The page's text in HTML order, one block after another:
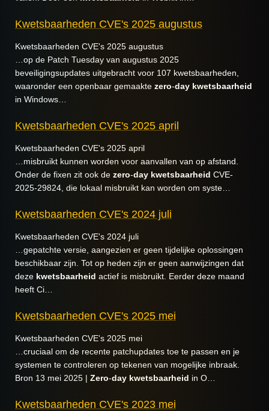
Kwetsbaarheden CVE's 2025 augustus
Kwetsbaarheden CVE's 2025 augustus
…op de Patch Tuesday van augustus 2025
beveiligingsupdates uitgebracht voor 107 kwetsbaarheden,
waaronder een openbaar gemaakte zero-day kwetsbaarheid
in Windows…
Kwetsbaarheden CVE's 2025 april
Kwetsbaarheden CVE's 2025 april
…misbruikt kunnen worden voor aanvallen van op afstand.
Onder de fixen zit ook de zero-day kwetsbaarheid CVE-
2025-29824, die lokaal misbruikt kan worden om syste…
Kwetsbaarheden CVE's 2024 juli
Kwetsbaarheden CVE's 2024 juli
…gepatchte versie, aangezien er geen tijdelijke oplossingen
beschikbaar zijn. Tot op heden zijn er geen aanwijzingen dat
deze kwetsbaarheid actief is misbruikt. Eerder deze maand
heeft Ci…
Kwetsbaarheden CVE's 2025 mei
Kwetsbaarheden CVE's 2025 mei
…cruciaal om de recente patchupdates toe te passen en je
systemen te controleren op tekenen van mogelijke inbraak.
Bron 13 mei 2025 | Zero-day kwetsbaarheid in O…
Kwetsbaarheden CVE's 2023 mei